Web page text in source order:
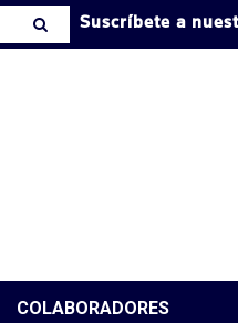
Suscríbete a
COLABORADORES